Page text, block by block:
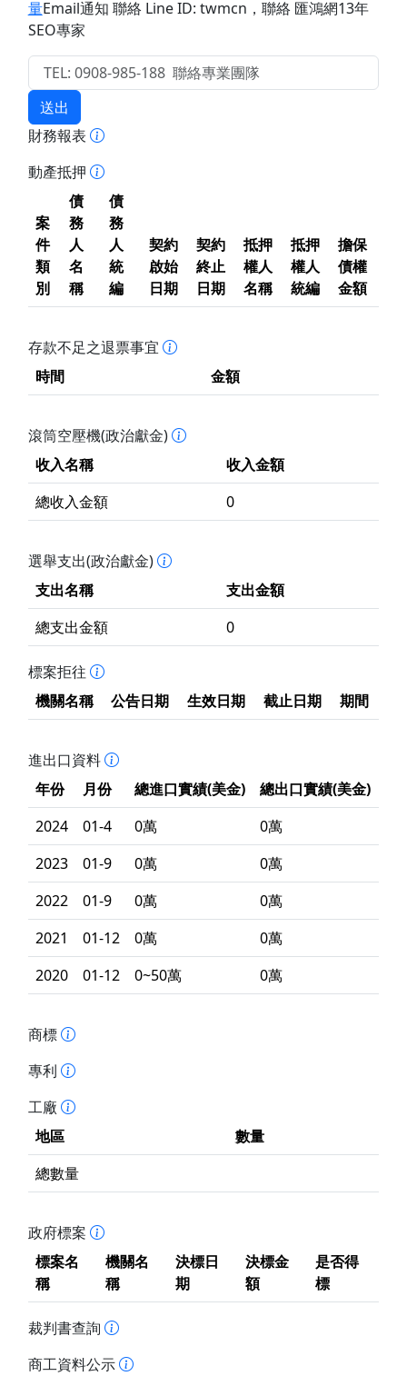
量Email通知 聯絡 Line ID: twmcn ，聯絡 匯鴻網13年
SEO專家
送出
財務報表
動產抵押
案
件
類
別
債
務
人
名
稱
債
務
人
統
編
契約
啟始
日期
契約
終止
日期
抵押
權人
名稱
抵押
權人
統編
擔保
債權
金額
存款不足之退票事宜
時間
金額
滾筒空壓機(政治獻金)
收入名稱
收入金額
總收入金額
0
選舉支出(政治獻金)
支出名稱
支出金額
總支出金額
0
標案拒往
機關名稱
公告日期 生效日期 截止日期 期間
進出口資料
年份
月份 總進口實績(美金)
總出口實績(美金)
2024
01-4 0萬
0萬
2023
01-9 0萬
0萬
2022
01-9 0萬
0萬
2021
01-12 0萬
0萬
2020
01-12 0~50萬 0萬
商標
專利
工廠
地區
數量
總數量
政府標案
標案名
稱
機關名
稱
決標日
期
決標金
額
是否得
標
裁判書查詢
商工資料公示